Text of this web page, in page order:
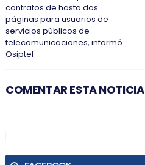
contratos de hasta dos
páginas para usuarios de
servicios públicos de
telecomunicaciones, informó
Osiptel
COMENTAR ESTA NOTICIA